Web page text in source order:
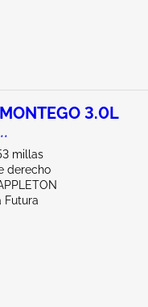
3.0L
millas
derecho
Futura